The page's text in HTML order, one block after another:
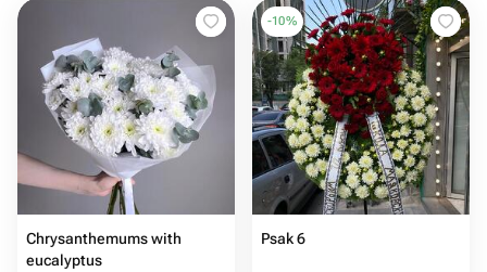
Chrysanthemums with
eucalyptus
-10%
Psak 6